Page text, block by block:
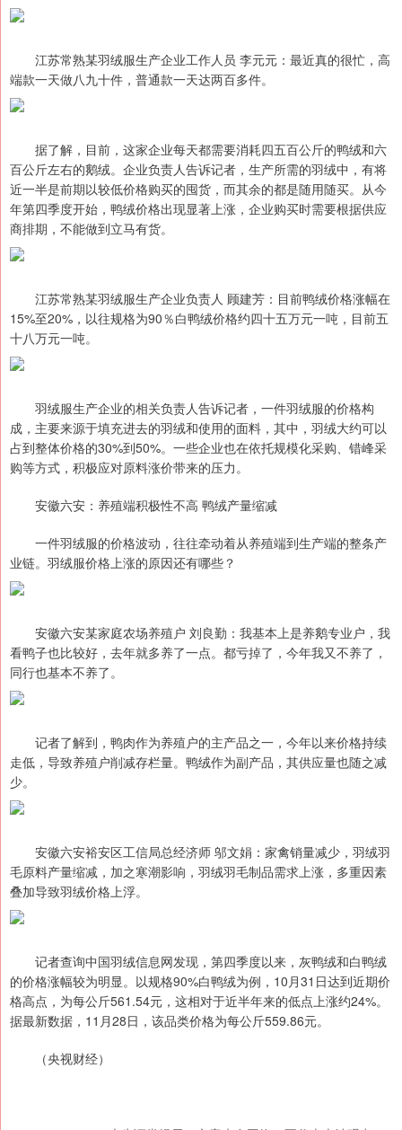
江苏常熟某羽绒服生产企业工作人员 李元元：最近真的很忙，高
端款一天做八九十件，普通款一天达两百多件。
据了解，目前，这家企业每天都需要消耗四五百公斤的鸭绒和六
百公斤左右的鹅绒。企业负责人告诉记者，生产所需的羽绒中，有将
近一半是前期以较低价格购买的囤货，而其余的都是随用随买。从今
年第四季度开始，鸭绒价格出现显著上涨，企业购买时需要根据供应
商排期，不能做到立马有货。
江苏常熟某羽绒服生产企业负责人 顾建芳：目前鸭绒价格涨幅在
15%至20%，以往规格为90％白鸭绒价格约四十五万元一吨，目前五
十八万元一吨。
羽绒服生产企业的相关负责人告诉记者，一件羽绒服的价格构
成，主要来源于填充进去的羽绒和使用的面料，其中，羽绒大约可以
占到整体价格的30%到50%。一些企业也在依托规模化采购、错峰采
购等方式，积极应对原料涨价带来的压力。
安徽六安：养殖端积极性不高 鸭绒产量缩减
一件羽绒服的价格波动，往往牵动着从养殖端到生产端的整条产
业链。羽绒服价格上涨的原因还有哪些？
安徽六安某家庭农场养殖户 刘良勤：我基本上是养鹅专业户，我
看鸭子也比较好，去年就多养了一点。都亏掉了，今年我又不养了，
同行也基本不养了。
记者了解到，鸭肉作为养殖户的主产品之一，今年以来价格持续
走低，导致养殖户削减存栏量。鸭绒作为副产品，其供应量也随之减
少。
安徽六安裕安区工信局总经济师 邬文娟：家禽销量减少，羽绒羽
毛原料产量缩减，加之寒潮影响，羽绒羽毛制品需求上涨，多重因素
叠加导致羽绒价格上浮。
记者查询中国羽绒信息网发现，第四季度以来，灰鸭绒和白鸭绒
的价格涨幅较为明显。以规格90%白鸭绒为例，10月31日达到近期价
格高点，为每公斤561.54元，这相对于近半年来的低点上涨约24%。
据最新数据，11月28日，该品类价格为每公斤559.86元。
（央视财经）